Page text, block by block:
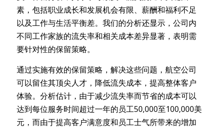
素，包括职业成长和发展机会有限、薪酬和福利不足
以及工作与生活平衡差。我们的分析还显示，公司内
不同工作家族的流失率和相关成本差异显著，表明需
要针对性的保留策略。
通过实施有效的保留策略，解决这些问题，航空公司
可以留住其顶尖人才，降低流失成本，提高整体客户
体验。分析估计，由于减少流失率而节省的成本可以
达到每位服务时间超过一年的员工50,000至100,000美
元，而由于提高客户满意度和员工士气所带来的增加